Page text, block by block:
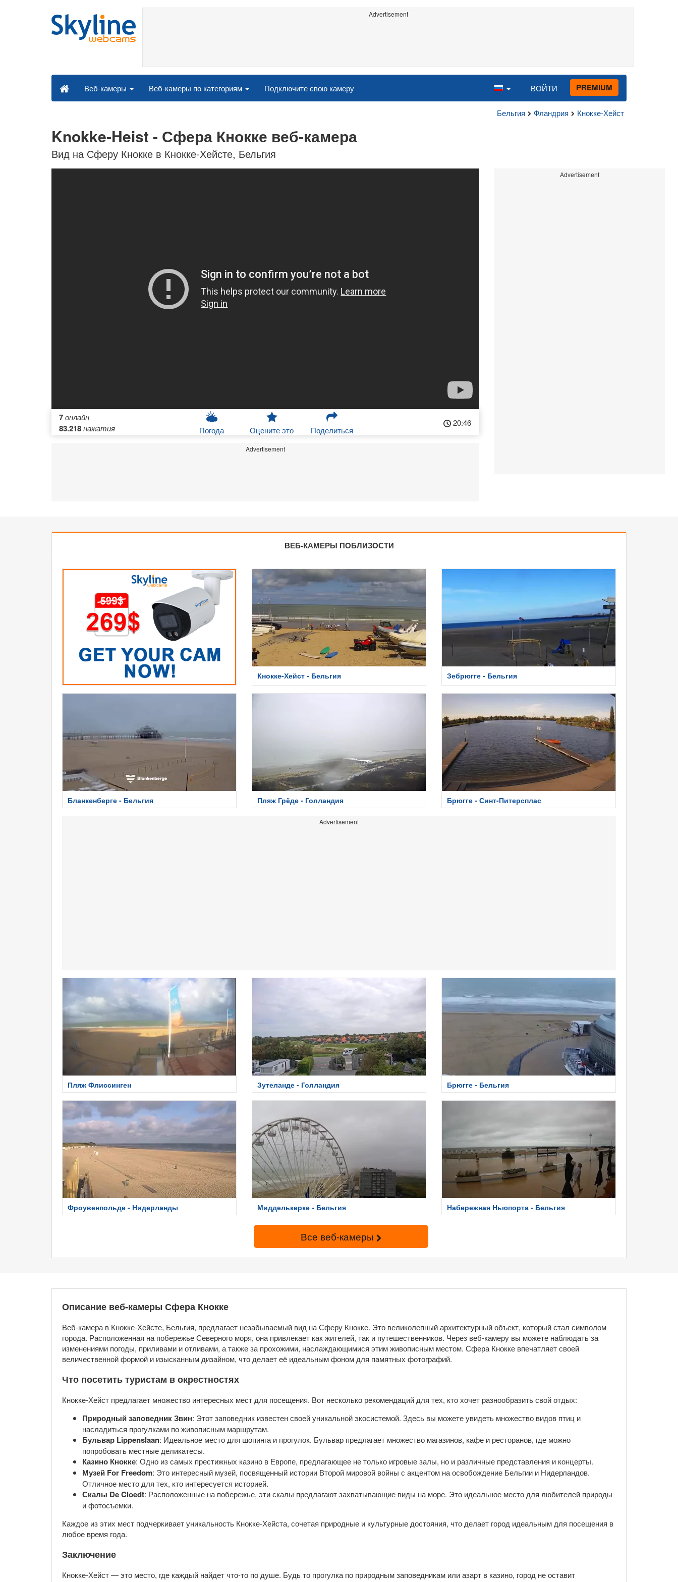
Advertisement
Веб-камеры Веб-камеры по категориям Подключите свою камеру ВОЙТИ PREMIUM
Бельгия Фландрия Кнокке-Хейст
Knokke-Heist - Сфера Кнокке веб-камера
Вид на Сферу Кнокке в Кнокке-Хейсте, Бельгия
7онлайн
83.218нажатия Погода Оцените это Поделиться
20:46
Advertisement
Advertisement
ВЕБ-КАМЕРЫ ПОБЛИЗОСТИ
Кнокке-Хейст - Бельгия Зебрюгге - Бельгия
Бланкенберге - Бельгия Пляж Грёде - Голландия Брюгге - Синт-Питерсплас
Advertisement
Пляж Флиссинген Зутеланде - Голландия Брюгге - Бельгия
Фроувенпольде - Нидерланды Мидделькерке - Бельгия Набережная Ньюпорта - Бельгия
Все веб-камеры
Описание веб-камеры Сфера Кнокке
Веб-камера в Кнокке-Хейсте, Бельгия, предлагает незабываемый вид на Сферу Кнокке. Это великолепный архитектурный объект, который стал символом
города. Расположенная на побережье Северного моря, она привлекает как жителей, так и путешественников. Через веб-камеру вы можете наблюдать за
изменениями погоды, приливами и отливами, а также за прохожими, наслаждающимися этим живописным местом. Сфера Кнокке впечатляет своей
величественной формой и изысканным дизайном, что делает её идеальным фоном для памятных фотографий.
Что посетить туристам в окрестностях
Кнокке-Хейст предлагает множество интересных мест для посещения. Вот несколько рекомендаций для тех, кто хочет разнообразить свой отдых:
Природный заповедник Звин: Этот заповедник известен своей уникальной экосистемой. Здесь вы можете увидеть множество видов птиц и
насладиться прогулками по живописным маршрутам.
Бульвар Lippenslaan: Идеальное место для шопинга и прогулок. Бульвар предлагает множество магазинов, кафе и ресторанов, где можно
попробовать местные деликатесы.
Казино Кнокке: Одно из самых престижных казино в Европе, предлагающее не только игровые залы, но и различные представления и концерты.
Музей For Freedom: Это интересный музей, посвященный истории Второй мировой войны с акцентом на освобождение Бельгии и Нидерландов.
Отличное место для тех, кто интересуется историей.
Скалы De Cloedt: Расположенные на побережье, эти скалы предлагают захватывающие виды на море. Это идеальное место для любителей природы
и фотосъемки.
Каждое из этих мест подчеркивает уникальность Кнокке-Хейста, сочетая природные и культурные достояния, что делает город идеальным для посещения в
любое время года.
Заключение
Кнокке-Хейст — это место, где каждый найдет что-то по душе. Будь то прогулка по природным заповедникам или азарт в казино, город не оставит